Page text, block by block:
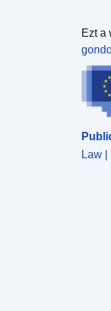
Ezt a
Law